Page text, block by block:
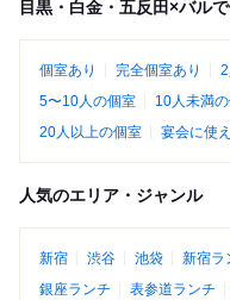
目黒・白金・五反田×バル
個室あり 完全個室あり
5〜10人の個室
10人未満
20人以上の個室
宴会に使
人気のエリア・ジャンル
新宿 渋谷 池袋 新宿ラ
銀座ランチ
表参道ランチ